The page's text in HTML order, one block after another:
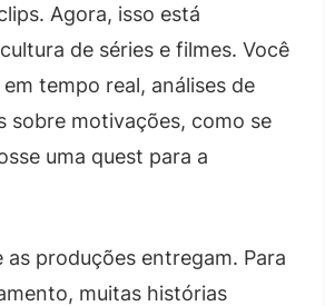
Agora, isso está
de séries e filmes. Você
tempo real, análises de
sobre motivações, como se
uma quest para a
as produções entregam. Para
muitas histórias